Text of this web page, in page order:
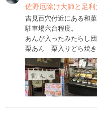
佐野厄除け大師と足
吉見百穴付近にある和菓
駐車場六台程度。
あんが入ったみたらし
栗あん 栗入りどら焼き